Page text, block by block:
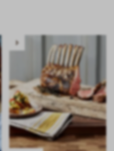
Play